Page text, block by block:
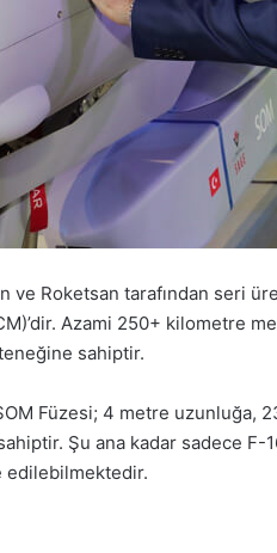
ve Roketsan tarafından seri
Azami 250+ kilometre
sahiptir.
Füzesi; 4 metre uzunluğa,
Şu ana kadar sadece F-
edilebilmektedir.